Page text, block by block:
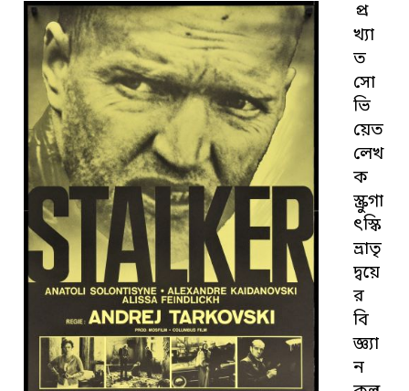
প্র
খ্যা
ত
সো
ভি
য়েত
লেখ
ক
স্ক্রুগা
ৎস্কি
ভ্রাতৃ
দ্বয়ে
র
বি
জ্ঞ্যা
ন